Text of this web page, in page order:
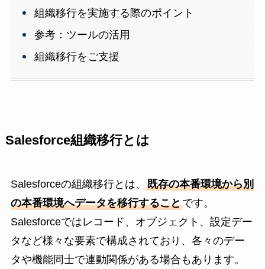
組織移行を実施する際のポイント
参考：ツールの活用
組織移行をご支援
Salesforce組織移行とは
Salesforceの組織移行とは、 既存の本番環境から別
の本番環境へデータを移行することです。
Salesforceではレコード、オブジェクト、設定デー
タなど様々な要素で構成されており、各々のデー
タや機能同士で連動関係がある場合もあります。